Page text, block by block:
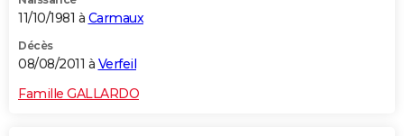
11/10/1981 à Carmaux
Décès
08/08/2011 à Verfeil
Famille GALLARDO